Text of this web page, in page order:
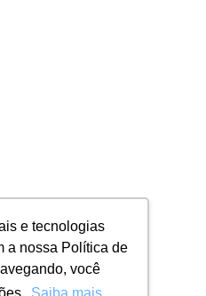
e tecnologias
a nossa Política de
você